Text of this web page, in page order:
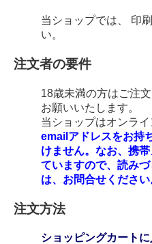
当ショップでは、 印
い。
注文者の要件
18歳未満の方はご注
お願いいたします。
当ショップはオンラ
emailアドレスをお持
けません。なお、携
ていますので、読み
は、お問合せください
注文方法
ショッピングカート